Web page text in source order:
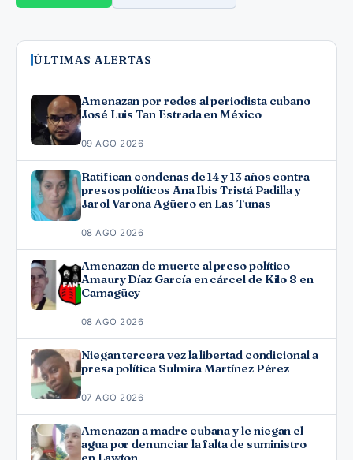
ÚLTIMAS ALERTAS
Amenazan por redes al periodista cubano
José Luis Tan Estrada en México
09 AGO 2026
Ratifican condenas de 14 y 13 años contra
presos políticos Ana Ibis Tristá Padilla y
Jarol Varona Agüero en Las Tunas
08 AGO 2026
Amenazan de muerte al preso político
Amaury Díaz García en cárcel de Kilo 8 en
Camagüey
08 AGO 2026
Niegan tercera vez la libertad condicional a
presa política Sulmira Martínez Pérez
07 AGO 2026
Amenazan a madre cubana y le niegan el
agua por denunciar la falta de suministro